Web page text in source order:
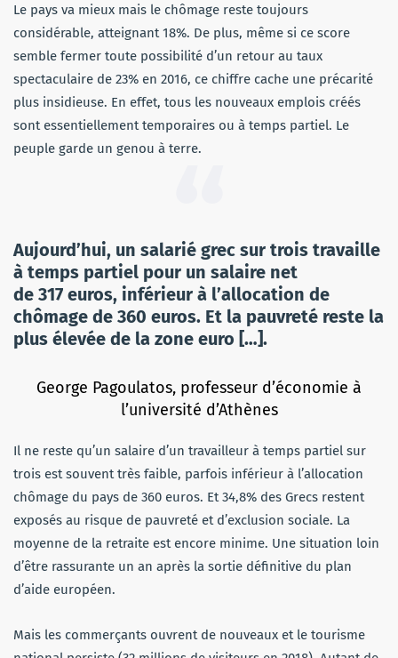
Le pays va mieux mais le chômage reste toujours
considérable, atteignant 18%. De plus, même si ce score
semble fermer toute possibilité d’un retour au taux
spectaculaire de 23% en 2016, ce chiffre cache une précarité
plus insidieuse. En effet, tous les nouveaux emplois créés
sont essentiellement temporaires ou à temps partiel. Le
peuple garde un genou à terre.
Aujourd’hui, un salarié grec sur trois travaille
à temps partiel pour un salaire net
de 317 euros, inférieur à l’allocation de
chômage de 360 euros. Et la pauvreté reste la
plus élevée de la zone euro […].
George Pagoulatos, professeur d’économie à
l’université d’Athènes
Il ne reste qu’un salaire d’un travailleur à temps partiel sur
trois est souvent très faible, parfois inférieur à l’allocation
chômage du pays de 360 euros. Et 34,8% des Grecs restent
exposés au risque de pauvreté et d’exclusion sociale. La
moyenne de la retraite est encore minime. Une situation loin
d’être rassurante un an après la sortie définitive du plan
d’aide européen.
Mais les commerçants ouvrent de nouveaux et le tourisme